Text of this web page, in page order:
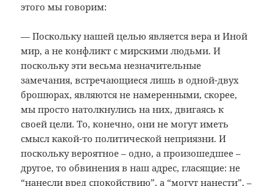
этого мы говорим:
— Поскольку нашей целью является вера и Иной
мир, а не конфликт с мирскими людьми. И
поскольку эти весьма незначительные
замечания, встречающиеся лишь в одной-двух
брошюрах, являются не намеренными, скорее,
мы просто натолкнулись на них, двигаясь к
своей цели. То, конечно, они не могут иметь
смысл какой-то политической неприязни. И
поскольку вероятное – одно, а произошедшее –
другое, то обвинения в наш адрес, гласящие: не
“нанесли вред спокойствию”, а “могут нанести”, –